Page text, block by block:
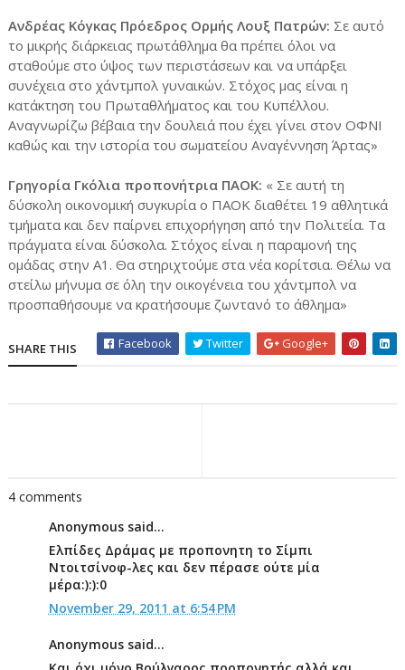
Ανδρέας Κόγκας Πρόεδρος Ορμής Λουξ Πατρών: Σε αυτό
το μικρής διάρκειας πρωτάθλημα θα πρέπει όλοι να
σταθούμε στο ύψος των περιστάσεων και να υπάρξει
συνέχεια στο χάντμπολ γυναικών. Στόχος μας είναι η
κατάκτηση του Πρωταθλήματος και του Κυπέλλου.
Αναγνωρίζω βέβαια την δουλειά που έχει γίνει στον ΟΦΝΙ
καθώς και την ιστορία του σωματείου Αναγέννηση Άρτας»
Γρηγορία Γκόλια προπονήτρια ΠΑΟΚ: « Σε αυτή τη
δύσκολη οικονομική συγκυρία ο ΠΑΟΚ διαθέτει 19 αθλητικά
τμήματα και δεν παίρνει επιχορήγηση από την Πολιτεία. Τα
πράγματα είναι δύσκολα. Στόχος είναι η παραμονή της
ομάδας στην Α1. Θα στηριχτούμε στα νέα κορίτσια. Θέλω να
στείλω μήνυμα σε όλη την οικογένεια του χάντμπολ να
προσπαθήσουμε να κρατήσουμε ζωντανό το άθλημα»
SHARE THIS Facebook Twitter Google+
4 comments
Anonymous said...
Ελπίδες Δράμας με προπονητη το Σίμπι
Ντοιτσίνοφ-λες και δεν πέρασε ούτε μία
μέρα:):):0
November 29, 2011 at 6:54 PM
Anonymous said...